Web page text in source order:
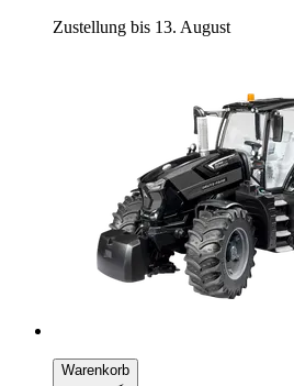
Zustellung bis 13. August
Warenkorb